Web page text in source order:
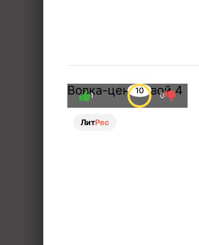
Вовка-центровой 4
ЛитРес
10
1 0